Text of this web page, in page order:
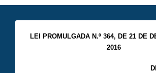
LEI PROMULGADA N.º 364, DE 21 DE
2016